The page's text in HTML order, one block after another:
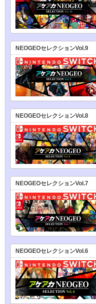
NEOGEOセレクションVol.9
NEOGEOセレクションVol.8
NEOGEOセレクションVol.7
NEOGEOセレクションVol.6